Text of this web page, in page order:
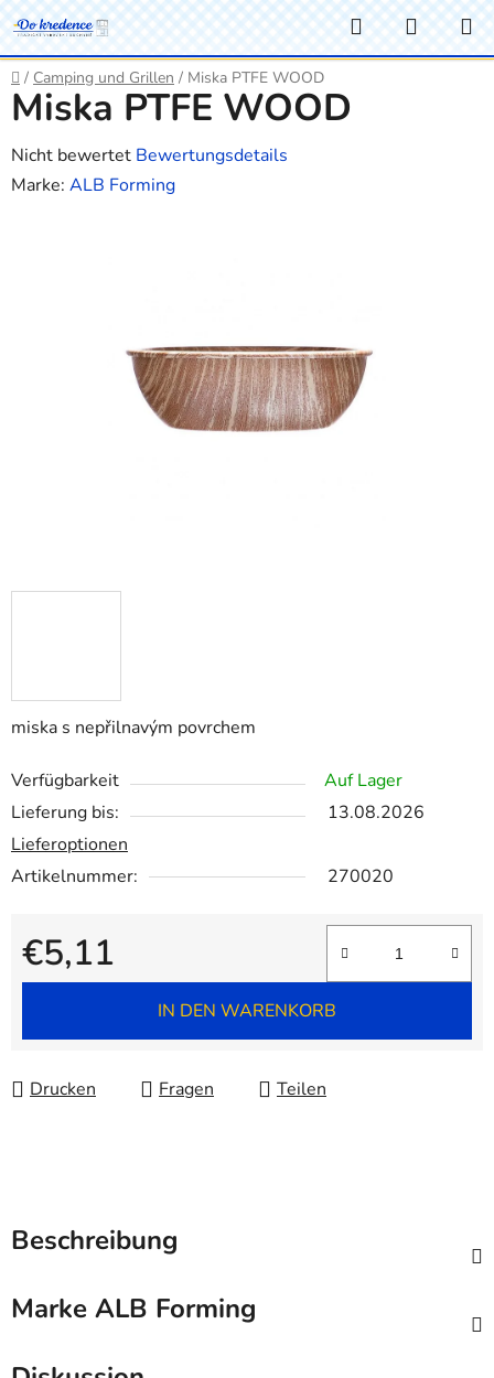
Zum
Inhalt
springen
Suchen
Startseite
/ Camping und Grillen / Miska PTFE WOOD
miska s nepřilnavým povrchem
Verfügbarkeit
Auf Lager
Lieferung bis:
13.08.2026
Lieferoptionen
Artikelnummer:
270020
€5,11
Verkaufspreis:
IN DEN WARENKORB
Drucken Fragen Teilen
Miska PTFE WOOD
Die
durchschnittliche
Nicht bewertet Bewertungsdetails
Marke: ALB Forming
Beschreibung
Marke ALB Forming